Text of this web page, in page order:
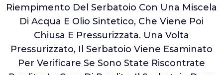
Riempimento Del Serbatoio Con Una Miscela
Di Acqua E Olio Sintetico, Che Viene Poi
Chiusa E Pressurizzata. Una Volta
Pressurizzato, Il Serbatoio Viene Esaminato
Per Verificare Se Sono State Riscontrate